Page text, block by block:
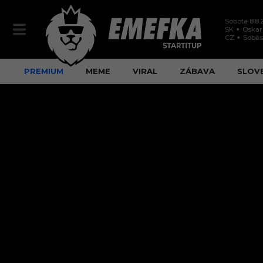
Sobota
SK
Oskar
CZ
PREMIUM MEME VIRAL ZÁBAVA